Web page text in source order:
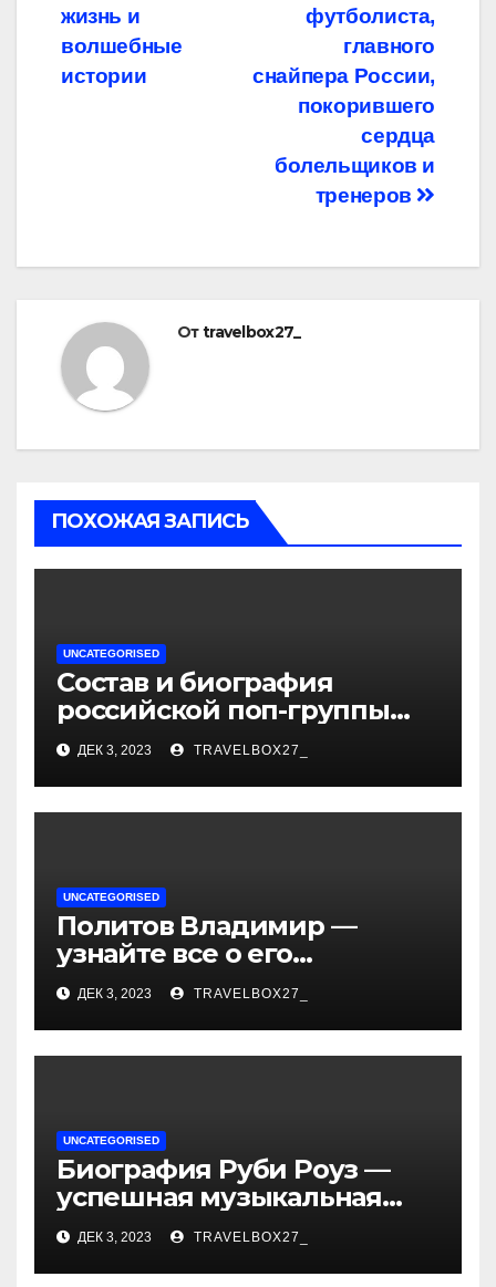
футболиста,
главного
снайпера России,
покорившего
сердца
болельщиков и
тренеров
жизнь и
волшебные
истории
Отtravelbox27_
ПОХОЖАЯ ЗАПИСЬ
UNCATEGORISED
Состав и биография
российской поп-группы
«Иванушки интернешнл»
— история успеха, музыка
и судьбы участников
ДЕК 3, 2023 TRAVELBOX27_
UNCATEGORISED
Политов Владимир —
узнайте все о его
биографии, возрасте и
впечатляющих
достижениях!
ДЕК 3, 2023 TRAVELBOX27_
UNCATEGORISED
Биография Руби Роуз —
успешная музыкальная
карьера, личная жизнь и
знаковые достижения
ДЕК 3, 2023 TRAVELBOX27_